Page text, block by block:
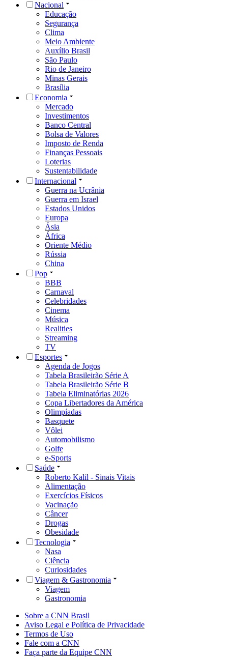
Nacional
Educação
Segurança
Clima
Meio Ambiente
Auxílio Brasil
São Paulo
Rio de Janeiro
Minas Gerais
Brasília
Economia
Mercado
Investimentos
Banco Central
Bolsa de Valores
Imposto de Renda
Finanças Pessoais
Loterias
Sustentabilidade
Internacional
Guerra na Ucrânia
Guerra em Israel
Estados Unidos
Europa
Ásia
África
Oriente Médio
Rússia
China
Pop
BBB
Carnaval
Celebridades
Cinema
Música
Realities
Streaming
TV
Esportes
Agenda de Jogos
Tabela Brasileirão Série A
Tabela Brasileirão Série B
Tabela Eliminatórias 2026
Copa Libertadores da América
Olimpíadas
Basquete
Vôlei
Automobilismo
Golfe
e-Sports
Saúde
Roberto Kalil - Sinais Vitais
Alimentação
Exercícios Físicos
Vacinação
Câncer
Drogas
Obesidade
Tecnologia
Nasa
Ciência
Curiosidades
Viagem & Gastronomia
Viagem
Gastronomia
Sobre a CNN Brasil
Aviso Legal e Política de Privacidade
Termos de Uso
Fale com a CNN
Faça parte da Equipe CNN